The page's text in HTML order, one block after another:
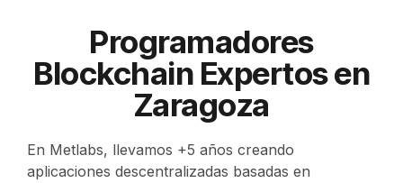
Programadores
Blockchain Expertos en
Zaragoza
En Metlabs, llevamos +5 años creando
aplicaciones descentralizadas basadas en